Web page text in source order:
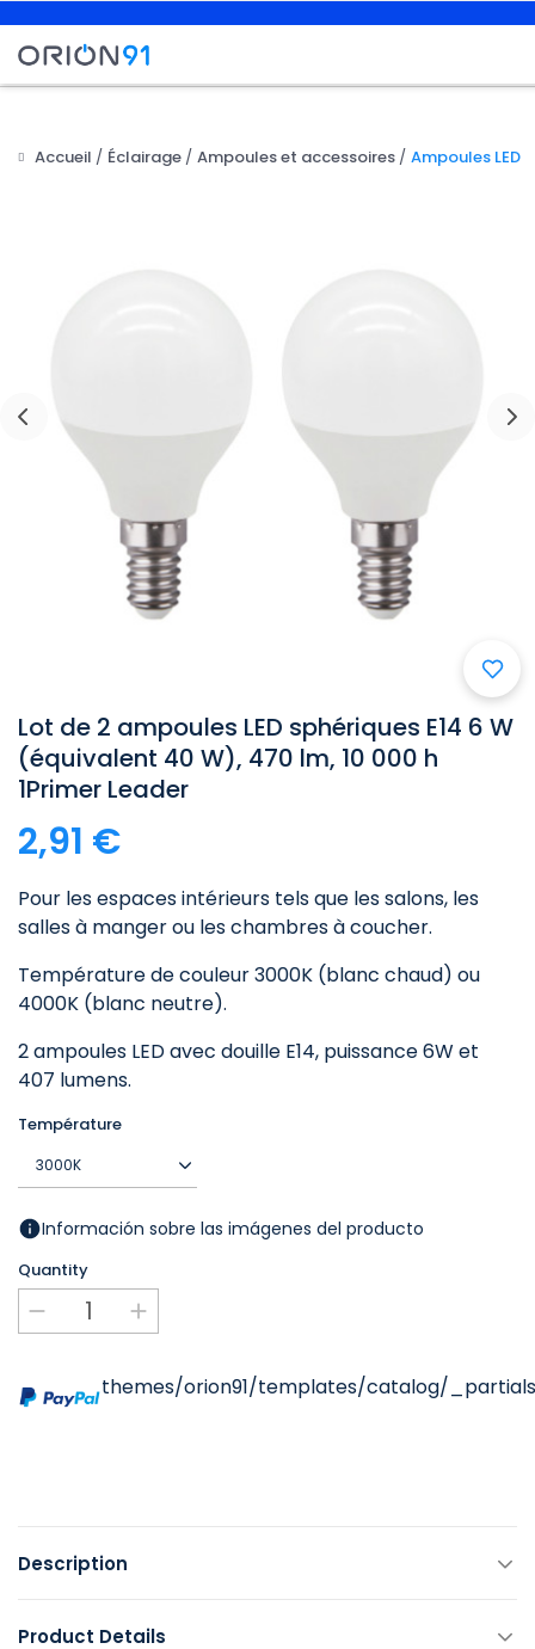
Accueil Éclairage Ampoules et accessoires Ampoules LED
Lot de 2 ampoules LED sphériques E14 6 W
(équivalent 40 W), 470 lm, 10 000 h
1Primer Leader
2,91 €
Pour les espaces intérieurs tels que les salons, les
salles à manger ou les chambres à coucher.
Température de couleur 3000K (blanc chaud) ou
4000K (blanc neutre).
2 ampoules LED avec douille E14, puissance 6W et
407 lumens.
Température
Información sobre las imágenes del producto
Quantity
themes/orion91/templates/catalog/
Description
Product Details